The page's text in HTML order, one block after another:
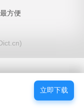
方便
立即下载
立即下载